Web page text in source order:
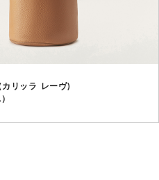
リッラ レーヴ)